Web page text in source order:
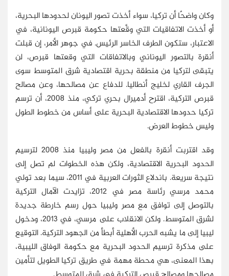
وكان واضحًا أن تركيا، سواء أخذت تصور اليونان لحدودها البحرية،
أو أخذت الاتفاقيات التي وقَّعتها حكومة قبرص اليونانية، في
الاعتبار، ستكون الطرف الخاسر الرئيس. في جوهر الأمر، إن قبلت
أنقرة بالتصور اليوناني وبالاتفاقات التي وقعتها قبرص، لن
يتبقى لتركيا من منطقة بحرية اقتصادية شرق المتوسط سوى
الجرف القاري لخليج أنطاليا. للدفاع عن مصالحها، وعن مصالح
قبرص التركية، اقترح أدميرال بحري تركي، منذ 2008، أن ترسم
تركيا حدودها الاقتصادية البحرية على أساس من خطوط الطول
وليس خطوط العرض.
وقد اقتربت أنقرة بالفعل من مصر وليبيا منذ 2008 لترسيم
الحدود البحرية الاقتصادية، ولكن هذه الخطوات لم تصل إلى
نتيجة سريعة. باندلاع الثورات العربية في 2011، سيما بعد تولي
محمد مرسي رئاسة مصر في 2012، تزايدت الآمال التركية
بالتوصل إلى توافق مع مصر وليبيا حول رسم خارطة جديدة
لشرق المتوسط. ولكن الانقلاب على مرسي، في 2013، ودخول
ليبيا إلى ما يشبه الحرب الأهلية أبطأ من الجهود التركية. التوقيع
على مذكرة ترسيم الحدود البحرية مع حكومة الوفاق الليبية،
بهذا المعنى، هي محطة مهمة في طريق تركيا الطويل لتأمين